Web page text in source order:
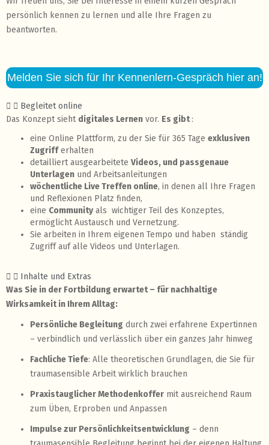
persönlich kennen zu lernen und alle Ihre Fragen zu
beantworten.
Melden Sie sich für Ihr Kennenlern-Gespräch hier an!
Begleitet online
Das Konzept sieht digitales Lernen vor. Es gibt :
eine Online Plattform, zu der Sie für 365 Tage exklusiven
Zugrifferhalten
detailliert ausgearbeitete Videos, und passgenaue
Unterlagen und Arbeitsanleitungen
wöchentliche Live Treffen online, in denen all Ihre Fragen
und Reflexionen Platz finden,
eine Communityals wichtiger Teil des Konzeptes,
ermöglicht Austausch und Vernetzung.
Sie arbeiten in Ihrem eigenen Tempo und haben ständig
Zugriff auf alle Videos und Unterlagen.
Inhalte und Extras
Was Sie in der Fortbildung erwartet – für nachhaltige
Wirksamkeit in Ihrem Alltag:
Persönliche Begleitung durch zwei erfahrene Expertinnen
– verbindlich und verlässlich über ein ganzes Jahr hinweg
Fachliche Tiefe: Alle theoretischen Grundlagen, die Sie für
traumasensible Arbeit wirklich brauchen
Praxistauglicher Methodenkoffer mit ausreichend Raum
zum Üben, Erproben und Anpassen
Impulse zur Persönlichkeitsentwicklung – denn